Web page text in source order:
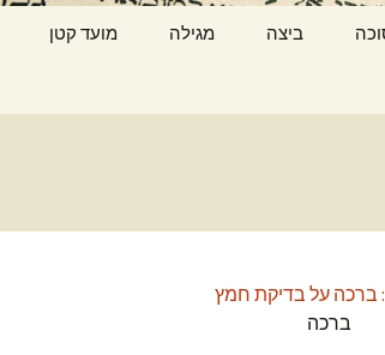
ביצה מגילה מועד קטן
ברכה על בדיקת חמץ
ברכה